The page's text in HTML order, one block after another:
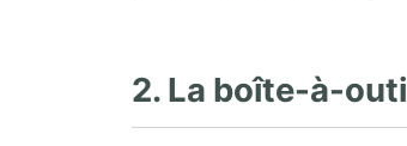
2. La boîte-à-